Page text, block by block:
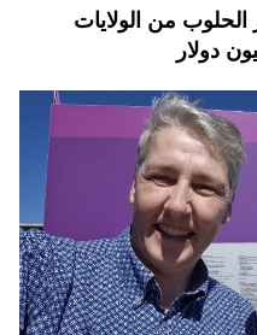
الحلوب من الولايات